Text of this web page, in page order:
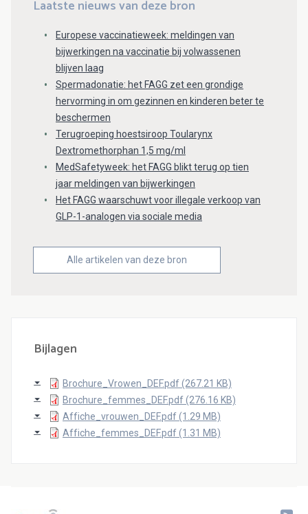
Laatste nieuws van deze bron
Europese vaccinatieweek: meldingen van
bijwerkingen na vaccinatie bij volwassenen
blijven laag
Spermadonatie: het FAGG zet een grondige
hervorming in om gezinnen en kinderen beter te
beschermen
Terugroeping hoestsiroop Toularynx
Dextromethorphan 1,5 mg/ml
MedSafetyweek: het FAGG blikt terug op tien
jaar meldingen van bijwerkingen
Het FAGG waarschuwt voor illegale verkoop van
GLP-1-analogen via sociale media
Alle artikelen van deze bron
Bijlagen
Brochure_Vrowen_DEF.pdf (267.21 KB)
Brochure_femmes_DEF.pdf (276.16 KB)
Affiche_vrouwen_DEF.pdf (1.29 MB)
Affiche_femmes_DEF.pdf (1.31 MB)